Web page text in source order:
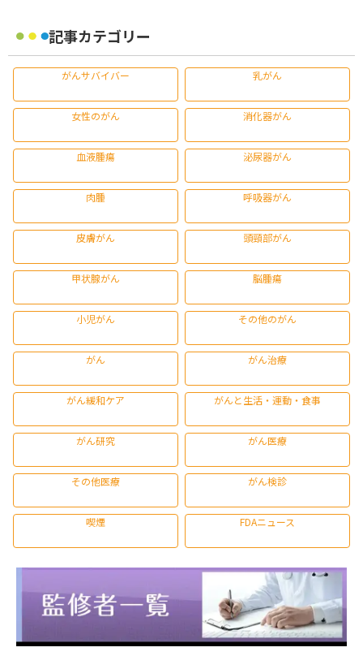
記事カテゴリー
がんサバイバー 乳がん
女性のがん 消化器がん
血液腫瘍 泌尿器がん
肉腫 呼吸器がん
皮膚がん 頭頸部がん
甲状腺がん 脳腫瘍
小児がん その他のがん
がん がん治療
がん緩和ケア がんと生活・運動・食事
がん研究 がん医療
その他医療 がん検診
喫煙 FDAニュース